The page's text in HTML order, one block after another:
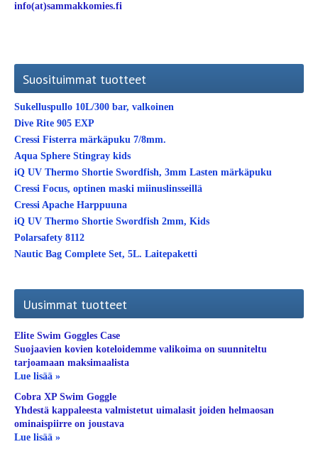
info(at)sammakkomies.fi
Suosituimmat tuotteet
Sukelluspullo 10L/300 bar, valkoinen
Dive Rite 905 EXP
Cressi Fisterra märkäpuku 7/8mm.
Aqua Sphere Stingray kids
iQ UV Thermo Shortie Swordfish, 3mm Lasten märkäpuku
Cressi Focus, optinen maski miinuslinsseillä
Cressi Apache Harppuuna
iQ UV Thermo Shortie Swordfish 2mm, Kids
Polarsafety 8112
Nautic Bag Complete Set, 5L. Laitepaketti
Uusimmat tuotteet
Elite Swim Goggles Case
Suojaavien kovien koteloidemme valikoima on suunniteltu
tarjoamaan maksimaalista
Lue lisää »
Cobra XP Swim Goggle
Yhdestä kappaleesta valmistetut uimalasit joiden helmaosan
ominaispiirre on joustava
Lue lisää »